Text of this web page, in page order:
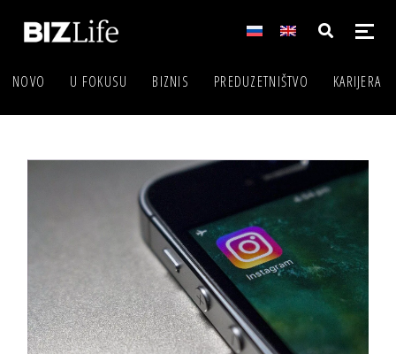
NOVO U FOKUSU BIZNIS PREDUZETNIŠTVO KARIJERA